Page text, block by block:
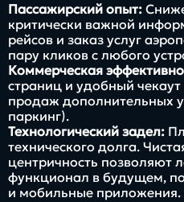
Пассажирский опыт:
критически важной
рейсов и заказ услуг
пару кликов с любого
Коммерческая
страниц и удобный
продаж дополнительных
паркинг).
Технологический задел:
технического долга.
центричность позволяют
функционал в будущем,
и мобильные приложения.